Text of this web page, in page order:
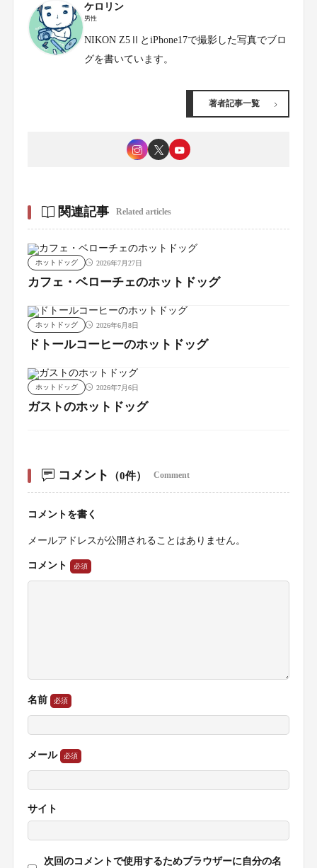
ケロリン
男性
NIKON Z5ⅡとiPhone17で撮影した写真でブロ
グを書いています。
著者記事一覧
関連記事 Related articles
ホットドッグ 2026年7月27日
カフェ・ベローチェのホットドッグ
ホットドッグ 2026年6月8日
ドトールコーヒーのホットドッグ
ホットドッグ 2026年7月6日
ガストのホットドッグ
コメント （0件） Comment
コメントを書く
メールアドレスが公開されることはありません。
コメント
名前
メール
サイト
次回のコメントで使用するためブラウザーに自分の名